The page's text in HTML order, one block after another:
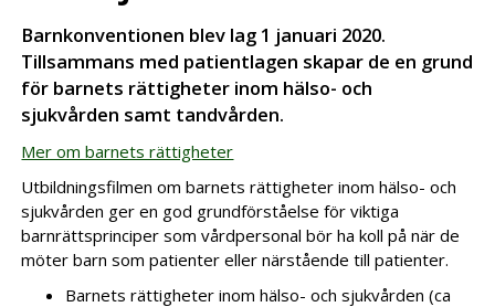
Barnkonventionen blev lag 1 januari 2020.
Tillsammans med patientlagen skapar de en grund
för barnets rättigheter inom hälso- och
sjukvården samt tandvården.
Mer om barnets rättigheter
Utbildningsfilmen om barnets rättigheter inom hälso- och
sjukvården ger en god grundförståelse för viktiga
barnrättsprinciper som vårdpersonal bör ha koll på när de
möter barn som patienter eller närstående till patienter.
Barnets rättigheter inom hälso- och sjukvården (ca